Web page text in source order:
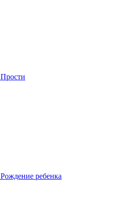
Прости
Рождение ребенка